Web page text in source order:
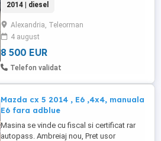
proprietar în RO (nefumător).Merită
văzută.
2014 | diesel
Alexandria, Teleorman
4 august
8 500 EUR
Telefon validat
Mazda cx 5 2014 , E6 ,4x4, manuala
E6 fara adblue
Masina se vinde cu fiscal si certificat rar
autopass. Ambreiaj nou, Pret usor